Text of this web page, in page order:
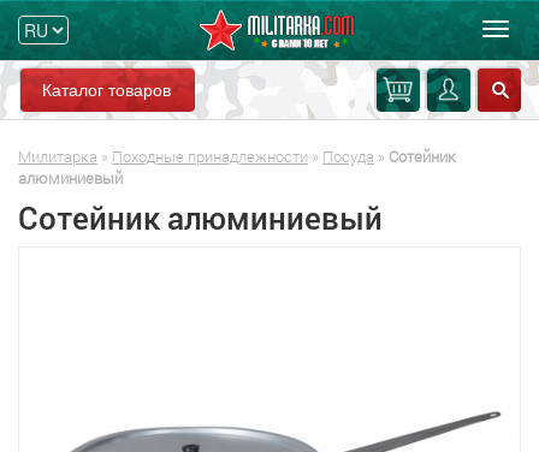
Каталог товаров
Милитарка » Походные принадлежности » Посуда » Сотейник
алюминиевый
Сотейник алюминиевый